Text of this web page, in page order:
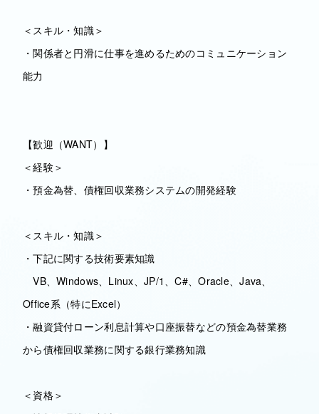
＜スキル・知識＞
・関係者と円滑に仕事を進めるためのコミュニケーション
能力
【歓迎（WANT）】
＜経験＞
・預金為替、債権回収業務システムの開発経験
＜スキル・知識＞
・下記に関する技術要素知識
VB、Windows、Linux、JP/1、C#、Oracle、Java、
Office系（特にExcel）
・融資貸付ローン利息計算や口座振替などの預金為替業務
から債権回収業務に関する銀行業務知識
＜資格＞